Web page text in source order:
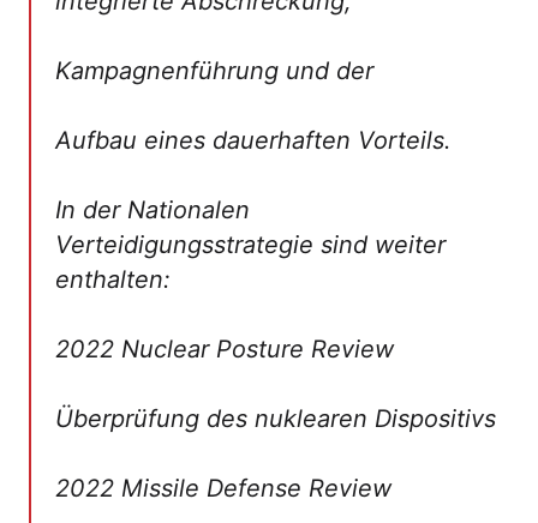
Kampagnenführung und der
Aufbau eines dauerhaften Vorteils.
In der Nationalen
Verteidigungsstrategie sind weiter
enthalten:
2022 Nuclear Posture Review
Überprüfung des nuklearen Dispositivs
2022 Missile Defense Review